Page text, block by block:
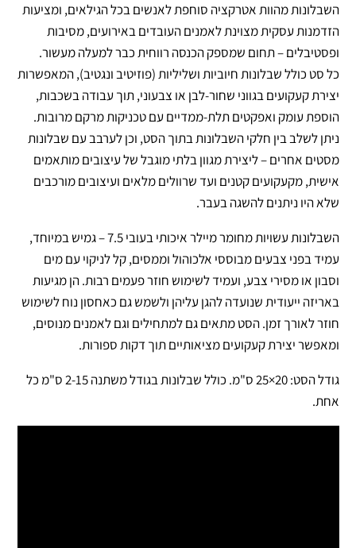
השבלונות מהוות אטרקציה סוחפת לאנשים בכל הגילאים, ומציעות
הזדמנות עסקית מצוינת לאמנים העובדים באירועים, מסיבות
ופסטיבלים – תחום שמספק הכנסה רווחית כבר למעלה מעשור.
כל סט כולל שבלונות חיוביות ושליליות (פוזיטיב ונגטיב), המאפשרות
יצירת קעקועים בגווני שחור-לבן או צבעוני, תוך עבודה בשכבות,
הוספת עומק ואפקטים תלת-ממדיים עם טכניקות מרקם מרובות.
ניתן לשלב בין חלקי השבלונות בתוך הסט, וכן לערבב עם שבלונות
מסטים אחרים – ליצירת מגוון בלתי מוגבל של עיצובים מותאמים
אישית, מקעקועים קטנים ועד שרוולים מלאים ועיצובים מורכבים
שלא היו ניתנים להשגה בעבר.
השבלונות עשויות מחומר מיילר איכותי בעובי 7.5 – גמיש במיוחד,
עמיד בפני צבעים מבוססי אלכוהול וממסים, קל לניקוי עם מים
וסבון או מסירי צבע, ועמיד לשימוש חוזר פעמים רבות. הן מגיעות
באריזה ייעודית שנועדה להגן עליהן ולשמש גם כאחסון נוח לשימוש
חוזר לאורך זמן. הסט מתאים גם למתחילים וגם לאמנים מנוסים,
ומאפשר יצירת קעקועים מציאותיים תוך דקות ספורות.
גודל הסט: 20×25 ס"מ. כולל שבלונות בגודל משתנה 2-15 ס"מ כל
אחת.